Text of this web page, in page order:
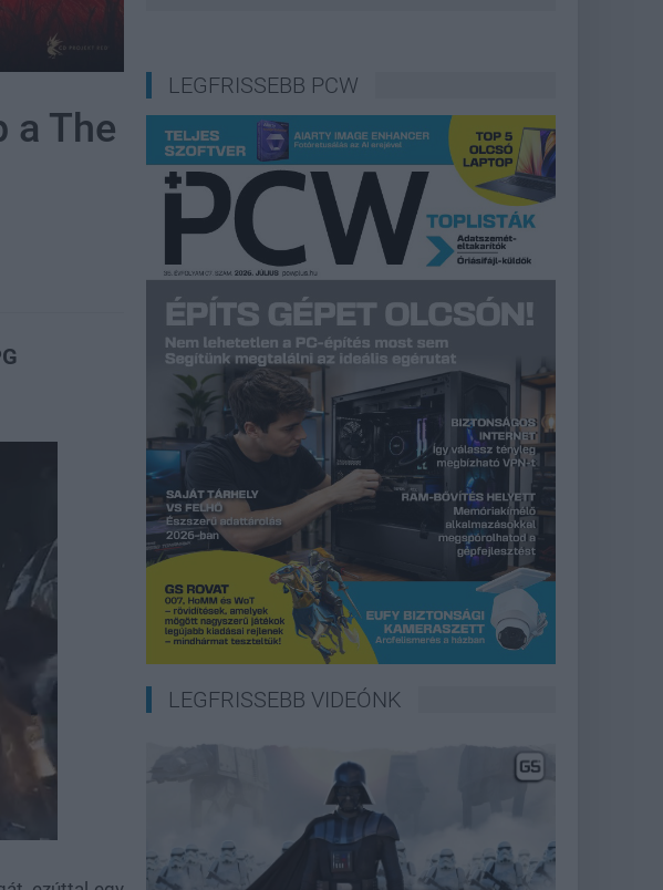
a The
LEGFRISSEBB PCW
LEGFRISSEBB VIDEÓNK